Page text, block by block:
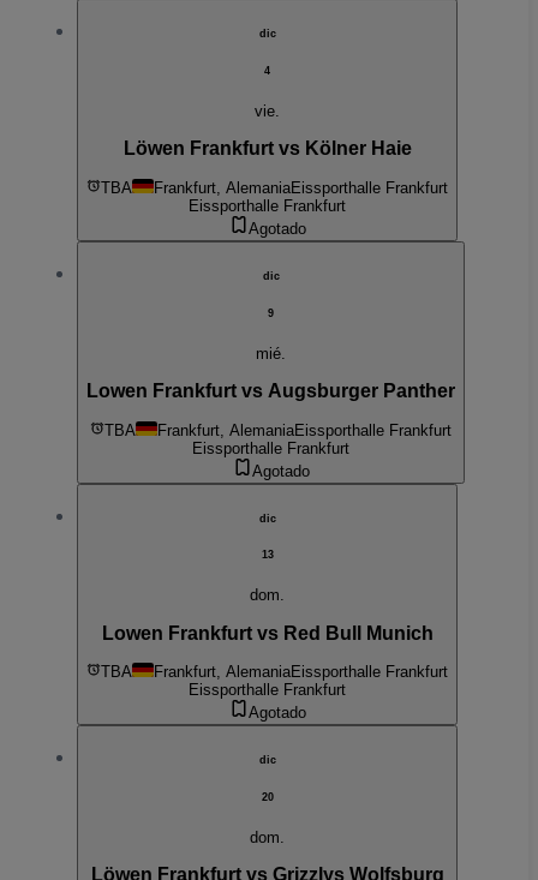
dic
4
vie.
Löwen Frankfurt vs Kölner Haie
TBA Frankfurt, AlemaniaEissporthalle Frankfurt
Eissporthalle Frankfurt
Agotado
dic
9
mié.
Lowen Frankfurt vs Augsburger Panther
TBA Frankfurt, AlemaniaEissporthalle Frankfurt
Eissporthalle Frankfurt
Agotado
dic
13
dom.
Lowen Frankfurt vs Red Bull Munich
TBA Frankfurt, AlemaniaEissporthalle Frankfurt
Eissporthalle Frankfurt
Agotado
dic
20
dom.
Löwen Frankfurt vs Grizzlys Wolfsburg